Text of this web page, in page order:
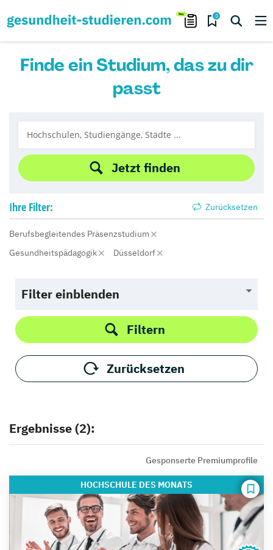
0
Finde ein Studium, das zu dir
passt
Jetzt finden
Ihre Filter: Zurücksetzen
Berufsbegleitendes Präsenzstudium
Gesundheitspädagogik
Düsseldorf
Filter einblenden
Filtern
Zurücksetzen
Ergebnisse (2):
Gesponserte Premiumprofile
HOCHSCHULE DES MONATS